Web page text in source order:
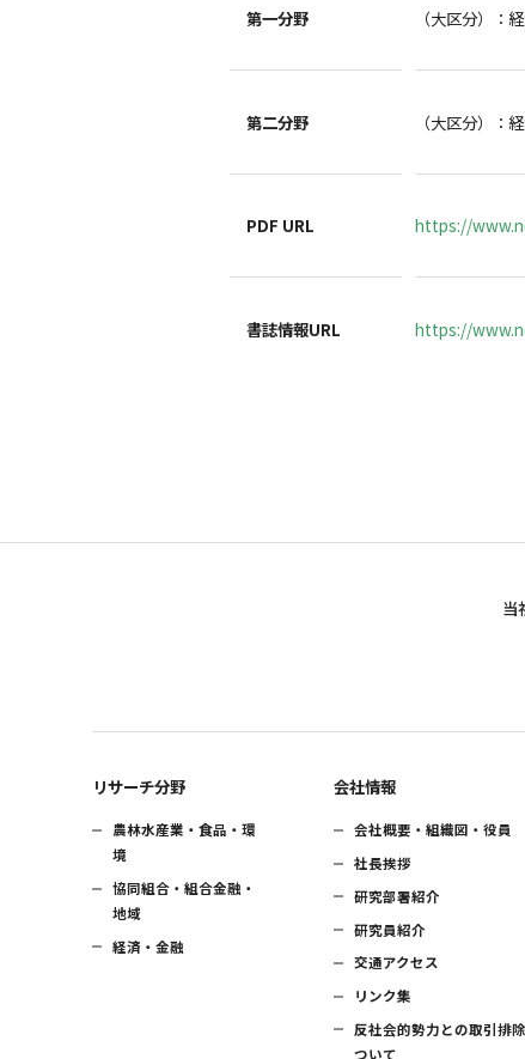
第一分野 （大区分）
第二分野 （大区分）
PDF URL https://
書誌情報URL https://
当
リサーチ分野
農林水産業・食品・環
境
協同組合・組合金融・
地域
経済・金融
会社情報
会社概要・組織図・役員
社長挨拶
研究部署紹介
研究員紹介
交通アクセス
リンク集
反社会的勢力との取引排
ついて